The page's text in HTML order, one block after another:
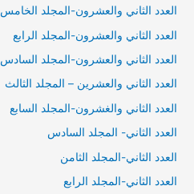
العدد الثاني والعشرون-المجلد الخامس
العدد الثاني والعشرون-المجلد الرابع
العدد الثاني والعشرون-المجلد السادس
العدد الثاني والعشرين – المجلد الثالث
العدد الثاني والغشرون-المجلد السابع
العدد الثاني- المجلد السادس
العدد الثاني-المجلد الثامن
العدد الثاني-المجلد الرابع